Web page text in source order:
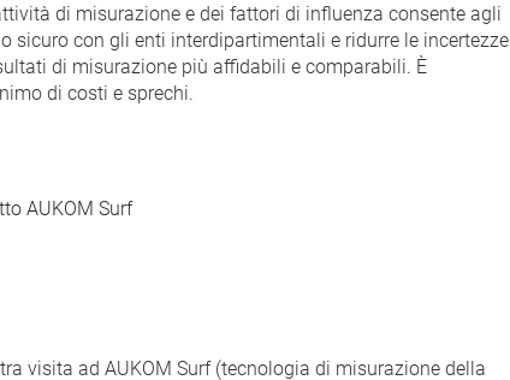
di misurazione e dei fattori di influenza consente agli
sicuro con gli enti interdipartimentali e ridurre le incertezze
di misurazione più affidabili e comparabili. È
di costi e sprechi.
AUKOM Surf
visita ad AUKOM Surf (tecnologia di misurazione della